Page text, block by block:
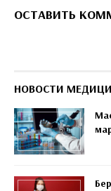
ОСТАВИТЬ
НОВОСТИ